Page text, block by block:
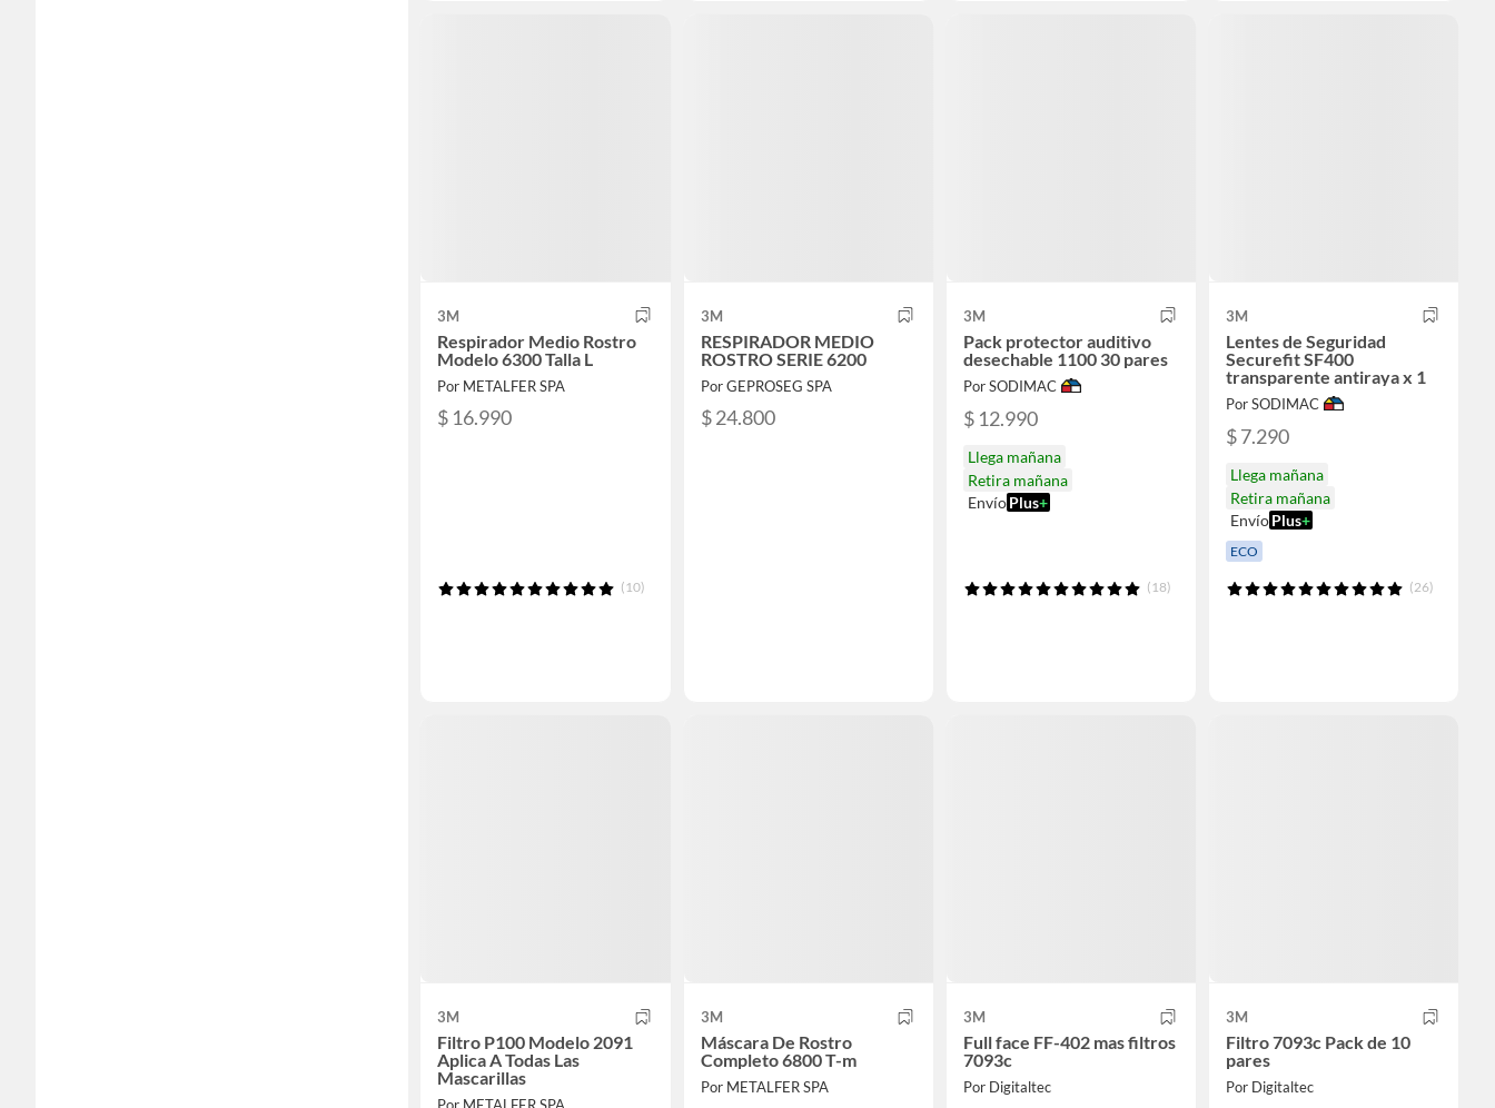
3M
Respirador Medio Rostro
Modelo 6300 Talla L
Por METALFER SPA
$ 16.990
(10)
3M
RESPIRADOR MEDIO
ROSTRO SERIE 6200
Por GEPROSEG SPA
$ 24.800
3M
Pack protector auditivo
desechable 1100 30 pares
Por SODIMAC
$ 12.990
Llega mañana
Retira mañana
EnvíoPlus+
(18)
3M
Lentes de Seguridad
Securefit SF400
transparente antiraya x 1
Por SODIMAC
$ 7.290
Llega mañana
Retira mañana
EnvíoPlus+
ECO
(26)
3M
Filtro P100 Modelo 2091
Aplica A Todas Las
Mascarillas
3M
Máscara De Rostro
Completo 6800 T-m
Por METALFER SPA
3M
Full face FF-402 mas filtros
7093c
Por Digitaltec
3M
Filtro 7093c Pack de 10
pares
Por Digitaltec